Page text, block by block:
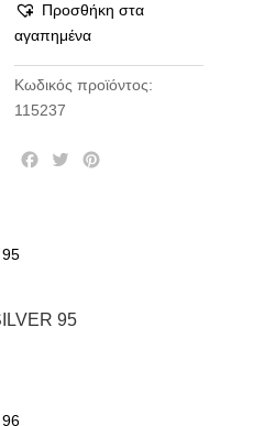
Προσθήκη στα
αγαπημένα
Κωδικός προϊόντος:
115237
k
T
95